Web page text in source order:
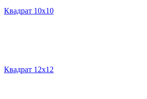
Квадрат 10х10
Квадрат 12х12